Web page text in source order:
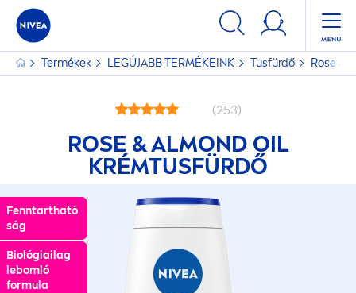
Termékek LEGÚJABB TERMÉKEINK Tusfürdő Rose &
(253)
ROSE& ALMOND OIL
KRÉMTUSFÜRDŐ
Fenntartható
ság
Biológiailag
lebomló
formula
Fenntartható
ság
Biológiailag
lebomló
formula